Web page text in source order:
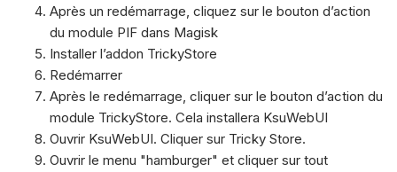
Après un redémarrage, cliquez sur le bouton d’action
du module PIF dans Magisk
Installer l’addon TrickyStore
Redémarrer
Après le redémarrage, cliquer sur le bouton d’action du
module TrickyStore. Cela installera KsuWebUI
Ouvrir KsuWebUI. Cliquer sur Tricky Store.
Ouvrir le menu "hamburger" et cliquer sur tout